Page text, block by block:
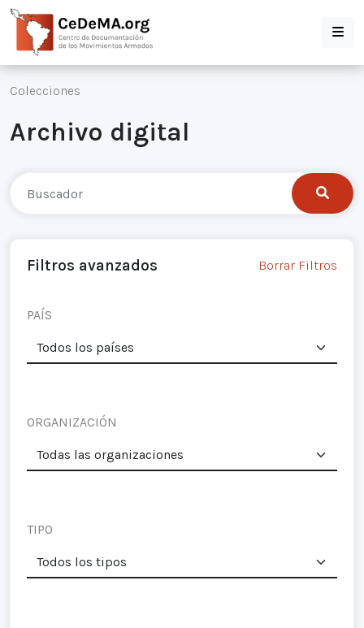
Colecciones
Archivo digital
Filtros avanzados Borrar Filtros
PAÍS
ORGANIZACIÓN
TIPO